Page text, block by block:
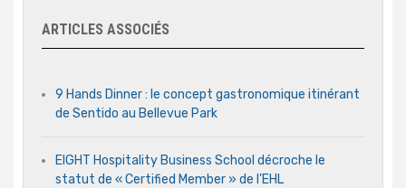
ARTICLES ASSOCIÉS
9 Hands Dinner : le concept gastronomique itinérant
de Sentido au Bellevue Park
EIGHT Hospitality Business School décroche le
statut de « Certified Member » de l’EHL